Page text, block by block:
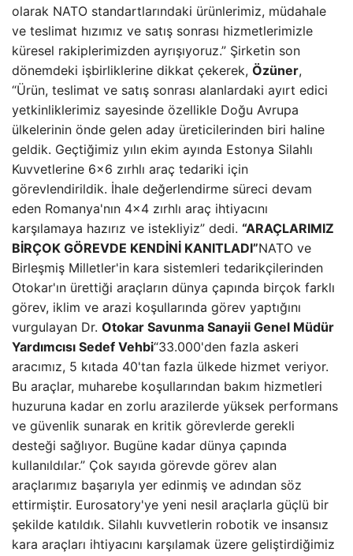
olarak NATO standartlarındaki ürünlerimiz, müdahale
ve teslimat hızımız ve satış sonrası hizmetlerimizle
küresel rakiplerimizden ayrışıyoruz.” Şirketin son
dönemdeki işbirliklerine dikkat çekerek, Özüner,
“Ürün, teslimat ve satış sonrası alanlardaki ayırt edici
yetkinliklerimiz sayesinde özellikle Doğu Avrupa
ülkelerinin önde gelen aday üreticilerinden biri haline
geldik. Geçtiğimiz yılın ekim ayında Estonya Silahlı
Kuvvetlerine 6×6 zırhlı araç tedariki için
görevlendirildik. İhale değerlendirme süreci devam
eden Romanya'nın 4×4 zırhlı araç ihtiyacını
karşılamaya hazırız ve istekliyiz” dedi. “ARAÇLARIMIZ
BİRÇOK GÖREVDE KENDİNİ KANITLADI”NATO ve
Birleşmiş Milletler'in kara sistemleri tedarikçilerinden
Otokar'ın ürettiği araçların dünya çapında birçok farklı
görev, iklim ve arazi koşullarında görev yaptığını
vurgulayan Dr. Otokar Savunma Sanayii Genel Müdür
Yardımcısı Sedef Vehbi“33.000'den fazla askeri
aracımız, 5 kıtada 40'tan fazla ülkede hizmet veriyor.
Bu araçlar, muharebe koşullarından bakım hizmetleri
huzuruna kadar en zorlu arazilerde yüksek performans
ve güvenlik sunarak en kritik görevlerde gerekli
desteği sağlıyor. Bugüne kadar dünya çapında
kullanıldılar.” Çok sayıda görevde görev alan
araçlarımız başarıyla yer edinmiş ve adından söz
ettirmiştir. Eurosatory'ye yeni nesil araçlarla güçlü bir
şekilde katıldık. Silahlı kuvvetlerin robotik ve insansız
kara araçları ihtiyacını karşılamak üzere geliştirdiğimiz